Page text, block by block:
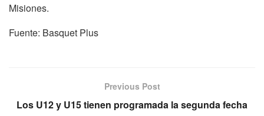
Misiones.
Fuente: Basquet Plus
Previous Post
Los U12 y U15 tienen programada la segunda fecha